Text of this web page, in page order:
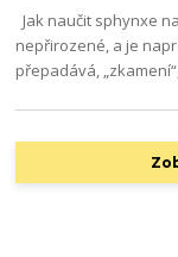
Jak naučit sphynxe
nepřirozené, a je
přepadává,